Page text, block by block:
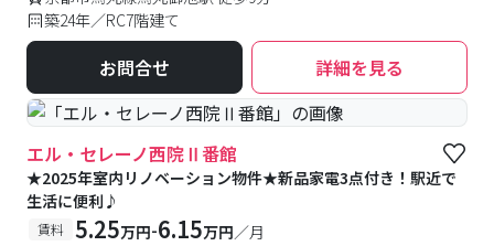
築24年／RC7階建て
お問合せ 詳細を見る
エル・セレーノ西院Ⅱ番館
★2025年室内リノベーション物件★新品家電3点付き！駅近で
生活に便利♪
賃料 5.25万円-6.15万円／月